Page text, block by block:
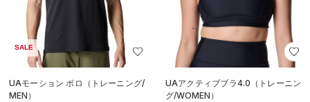
SALE
UAモーション ポロ（トレーニング/
MEN）
UAアクティブブラ4.0（トレーニン
グ/WOMEN）